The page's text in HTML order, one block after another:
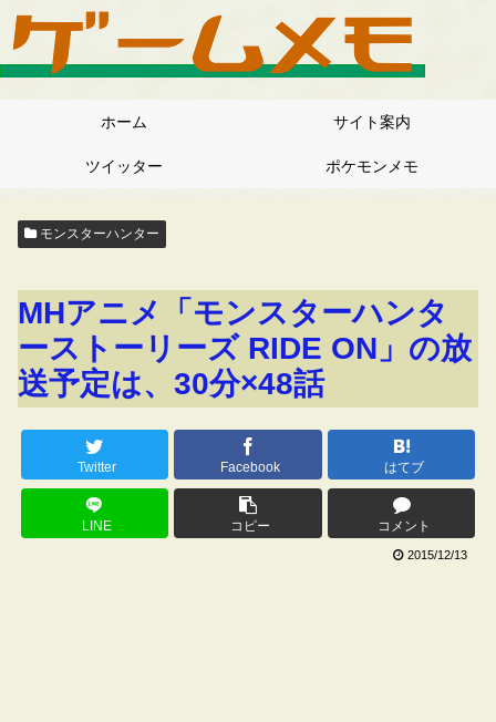
ホーム サイト案内
ツイッター ポケモンメモ
モンスターハンター
MHアニメ「モンスターハンタ
ーストーリーズ RIDE ON」の放
送予定は、30分×48話
Twitter Facebook はてブ
LINE コピー コメント
2015/12/13